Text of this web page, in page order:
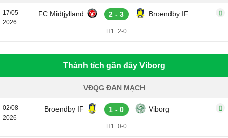
17/05
2026
FC Midtjylland 2 - 3 Broendby IF
H1: 2-0
Thành tích gần đây Viborg
VĐQG ĐAN MẠCH
02/08
2026
Broendby IF 1 - 0 Viborg
H1: 0-0